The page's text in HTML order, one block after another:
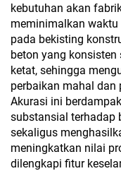
kebutuhan akan
meminimalkan waktu
pada bekisting
beton yang
ketat, sehingga
perbaikan mahal dan
Akurasi ini
substansial terhadap
sekaligus
meningkatkan nilai
dilengkapi fitur